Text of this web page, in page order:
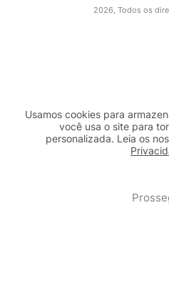
2026, Todos os
Usamos cookies para
você usa o site para
personalizada. Leia os